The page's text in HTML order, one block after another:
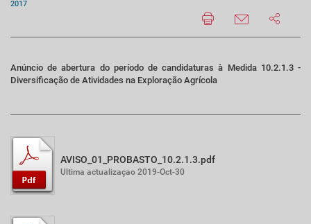
2017
Anúncio de abertura do período de candidaturas à Medida 10.2.1.3 -
Diversificação de Atividades na Exploração Agrícola
AVISO_01_PROBASTO_10.2.1.3.pdf
Ultima actualizaçao 2019-Oct-30